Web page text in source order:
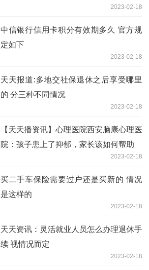
2023-02-18
中信银行信用卡积分有效期多久 官方规
定如下
2023-02-18
天天报道:多地交社保退休之后享受哪里
的 分三种不同情况
2023-02-18
【天天播资讯】心理医院西安脑康心理医
院：孩子患上了抑郁，家长该如何帮助
2023-02-18
买二手车保险需要过户还是买新的 情况
是这样的
2023-02-18
天天资讯：灵活就业人员怎么办理退休手
续 视情况而定
2023-02-18